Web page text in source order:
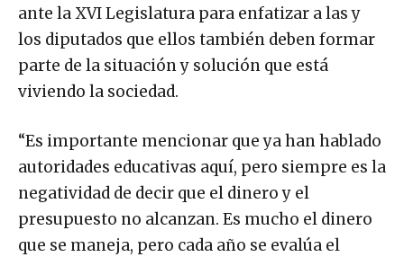
ante la XVI Legislatura para enfatizar a las y
los diputados que ellos también deben formar
parte de la situación y solución que está
viviendo la sociedad.
“Es importante mencionar que ya han hablado
autoridades educativas aquí, pero siempre es la
negatividad de decir que el dinero y el
presupuesto no alcanzan. Es mucho el dinero
que se maneja, pero cada año se evalúa el